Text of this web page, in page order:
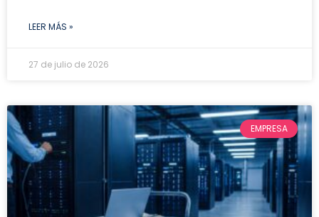
LEER MÁS »
27 de julio de 2026
EMPRESA